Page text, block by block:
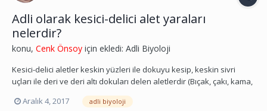
Adli olarak kesici-delici alet yaraları
nelerdir?
konu, Cenk Önsoy için ekledi: Adli Biyoloji
Kesici-delici aletler keskin yüzleri ile dokuyu kesip, keskin sivri
uçları ile deri ve deri altı dokuları delen aletlerdir (Bıçak, çakı, kama,
hançer, kasatura, kılıç, makas). Kesici-delici alet yaraları, adli tıp
pratiğinde sık rastlanılan yaralardır. Hayati organların zarar
Aralık 4, 2017 adli biyoloji